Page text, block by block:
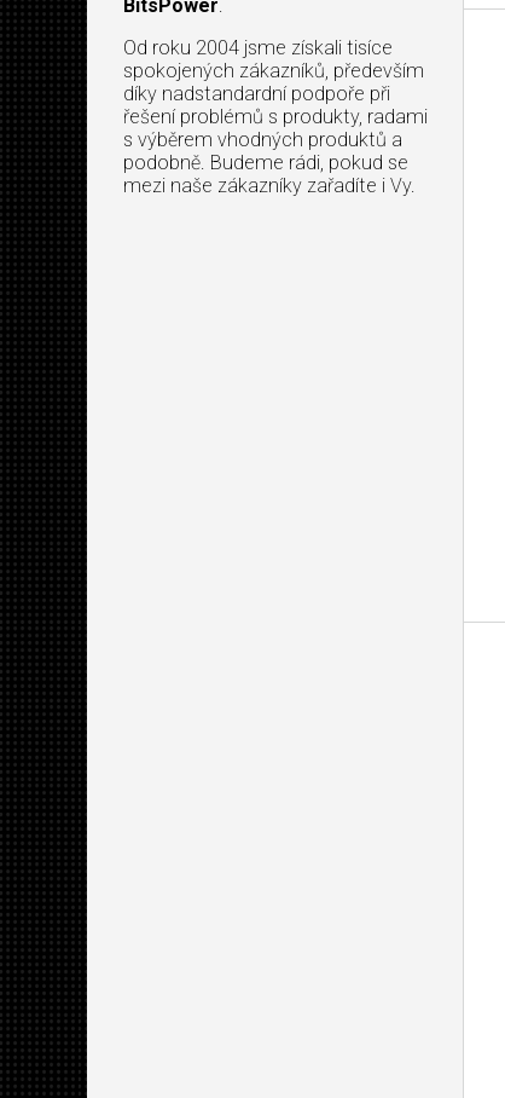
BitsPower.
Od roku 2004 jsme získali tisíce
spokojených zákazníků, především
díky nadstandardní podpoře při
řešení problémů s produkty, radami
s výběrem vhodných produktů a
podobně. Budeme rádi, pokud se
mezi naše zákazníky zařadíte i Vy.